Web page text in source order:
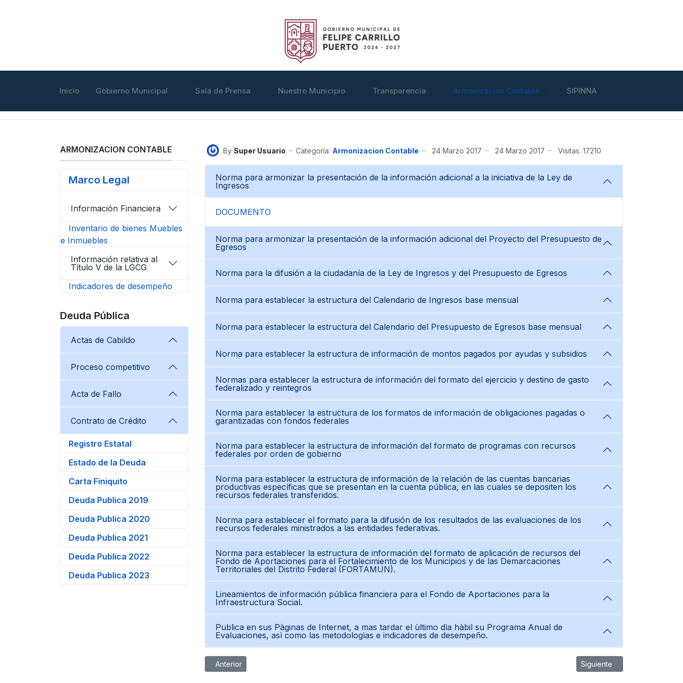
Inicio Gobierno Municipal Sala de Prensa Nuestro Municipio Transparencia Armonizacion Contable SIPINNA
By Super Usuario Categoría: Armonizacion Contable 24 Marzo 2017 24 Marzo 2017 Visitas: 17210
Norma para armonizar la presentación de la información adicional a la iniciativa de la Ley de
Ingresos
DOCUMENTO
Norma para armonizar la presentación de la información adicional del Proyecto del Presupuesto de
Egresos
Norma para la difusión a la ciudadanía de la Ley de Ingresos y del Presupuesto de Egresos
Norma para establecer la estructura del Calendario de Ingresos base mensual
Norma para establecer la estructura del Calendario del Presupuesto de Egresos base mensual
Norma para establecer la estructura de información de montos pagados por ayudas y subsidios
Normas para establecer la estructura de información del formato del ejercicio y destino de gasto
federalizado y reintegros
Norma para establecer la estructura de los formatos de información de obligaciones pagadas o
garantizadas con fondos federales
Norma para establecer la estructura de información del formato de programas con recursos
federales por orden de gobierno
Norma para establecer la estructura de información de la relación de las cuentas bancarias
productivas específicas que se presentan en la cuenta pública, en las cuales se depositen los
recursos federales transferidos.
Norma para establecer el formato para la difusión de los resultados de las evaluaciones de los
recursos federales ministrados a las entidades federativas.
Norma para establecer la estructura de información del formato de aplicación de recursos del
Fondo de Aportaciones para el Fortalecimiento de los Municipios y de las Demarcaciones
Territoriales del Distrito Federal (FORTAMUN).
Lineamientos de información pública financiera para el Fondo de Aportaciones para la
Infraestructura Social.
Publica en sus Pàginas de Internet, a mas tardar el ùltimo dìa hàbil su Programa Anual de
Evaluaciones, asì como las metodologìas e indicadores de desempeño.
Artículo anterior: Norma para establecer la estructura de información del formato de aplicación
Anterior Artículo siguiente: Titulo 5
Siguiente
ARMONIZACION CONTABLE
Marco Legal
Información Financiera
Inventario de bienes Muebles
e Inmuebles
Información relativa al
Título V de la LGCG
Indicadores de desempeño
Deuda Pública
Actas de Cabildo
Proceso competitivo
Acta de Fallo
Contrato de Crédito
Registro Estatal
Estado de la Deuda
Carta Finiquito
Deuda Publica 2019
Deuda Publica 2020
Deuda Publica 2021
Deuda Publica 2022
Deuda Publica 2023